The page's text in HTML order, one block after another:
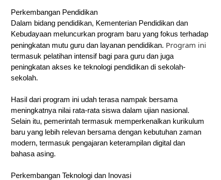
Perkembangan Pendidikan
Dalam bidang pendidikan, Kementerian Pendidikan dan
Kebudayaan meluncurkan program baru yang fokus terhadap
peningkatan mutu guru dan layanan pendidikan. Program ini
termasuk pelatihan intensif bagi para guru dan juga
peningkatan akses ke teknologi pendidikan di sekolah-
sekolah.
Hasil dari program ini udah terasa nampak bersama
meningkatnya nilai rata-rata siswa dalam ujian nasional.
Selain itu, pemerintah termasuk memperkenalkan kurikulum
baru yang lebih relevan bersama dengan kebutuhan zaman
modern, termasuk pengajaran keterampilan digital dan
bahasa asing.
Perkembangan Teknologi dan Inovasi